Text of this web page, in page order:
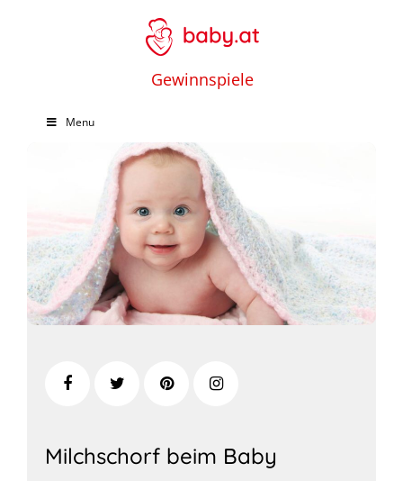
Gewinnspiele
Menu
Milchschorf beim Baby